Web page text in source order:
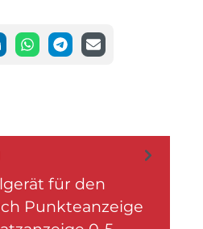
für den
Punkteanzeige